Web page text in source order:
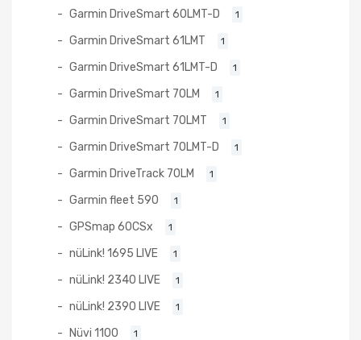
Garmin DriveSmart 60LMT-D 1
Garmin DriveSmart 61LMT 1
Garmin DriveSmart 61LMT-D 1
Garmin DriveSmart 70LM 1
Garmin DriveSmart 70LMT 1
Garmin DriveSmart 70LMT-D 1
Garmin DriveTrack 70LM 1
Garmin fleet 590 1
GPSmap 60CSx 1
nüLink! 1695 LIVE 1
nüLink! 2340 LIVE 1
nüLink! 2390 LIVE 1
Nüvi 1100 1